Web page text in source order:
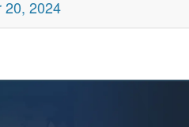
20, 2024